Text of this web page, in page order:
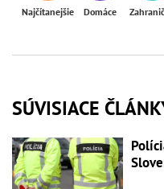
Najčítanejšie Domáce
SÚVISIACE